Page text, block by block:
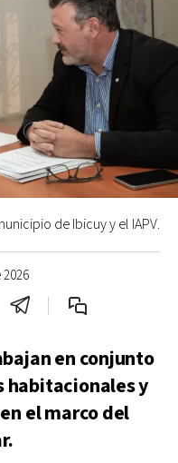
de Ibicuy y el IAPV.
en conjunto
habitacionales y
el marco del